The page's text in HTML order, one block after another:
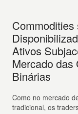
Commodities
Ativos
Mercado das
Binárias
Como no mercado
tradicional, os